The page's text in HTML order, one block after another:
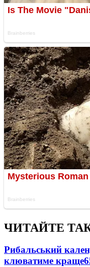
ЧИТАЙТЕ
Рибальський
клюватиме краще